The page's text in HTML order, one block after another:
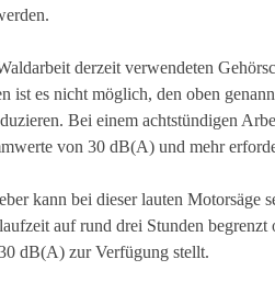
derzeit verwendeten
ist es nicht möglich, den oben
Bei einem achtstündigen
von 30 dB(A) und mehr
kann bei dieser lauten Motorsäge
auf rund drei Stunden
dB(A) zur Verfügung stellt.